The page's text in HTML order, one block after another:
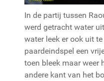
In de partij tussen
werd getracht water
water leek er ook uit
paardeindspel een
toen bleek maar weer
andere kant van het